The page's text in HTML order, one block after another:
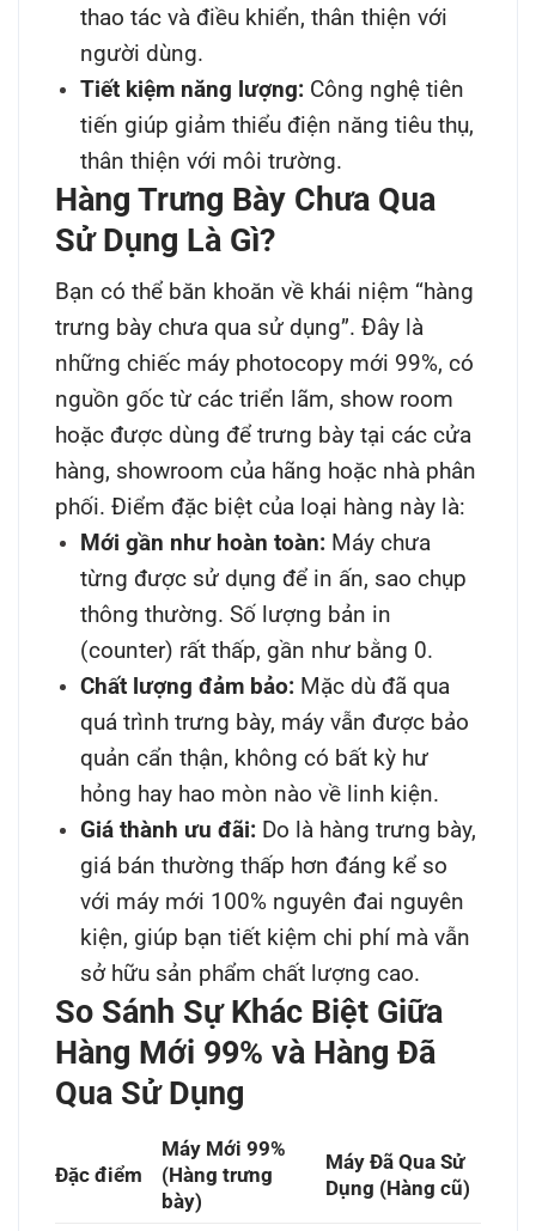
thao tác và điều khiển, thân thiện với
người dùng.
Tiết kiệm năng lượng: Công nghệ tiên
tiến giúp giảm thiểu điện năng tiêu thụ,
thân thiện với môi trường.
Hàng Trưng Bày Chưa Qua
Sử Dụng Là Gì?
Bạn có thể băn khoăn về khái niệm “hàng
trưng bày chưa qua sử dụng”. Đây là
những chiếc máy photocopy mới 99%, có
nguồn gốc từ các triển lãm, show room
hoặc được dùng để trưng bày tại các cửa
hàng, showroom của hãng hoặc nhà phân
phối. Điểm đặc biệt của loại hàng này là:
Mới gần như hoàn toàn: Máy chưa
từng được sử dụng để in ấn, sao chụp
thông thường. Số lượng bản in
(counter) rất thấp, gần như bằng 0.
Chất lượng đảm bảo: Mặc dù đã qua
quá trình trưng bày, máy vẫn được bảo
quản cẩn thận, không có bất kỳ hư
hỏng hay hao mòn nào về linh kiện.
Giá thành ưu đãi: Do là hàng trưng bày,
giá bán thường thấp hơn đáng kể so
với máy mới 100% nguyên đai nguyên
kiện, giúp bạn tiết kiệm chi phí mà vẫn
sở hữu sản phẩm chất lượng cao.
So Sánh Sự Khác Biệt Giữa
Hàng Mới 99% và Hàng Đã
Qua Sử Dụng
Đặc điểm
Máy Mới 99%
(Hàng trưng
bày)
Máy Đã Qua Sử
Dụng (Hàng cũ)